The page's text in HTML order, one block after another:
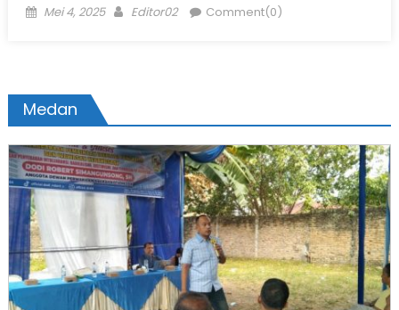
Posted
Mei 4, 2025 Author
Editor02 Comment(0)
Medan